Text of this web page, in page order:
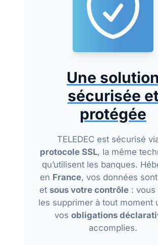
Une solution
sécurisée
protégée
TELEDEC est sécurisé
protocole SSL, la même
qu’utilisent les banques.
en France, vos données
et sous votre contrôle: vous
les supprimer à tout moment
vos obligations
accomplies.